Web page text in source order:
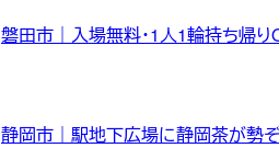
磐田市｜入場無料・1人1輪持ち帰り
静岡市｜駅地下広場に静岡茶が勢ぞ